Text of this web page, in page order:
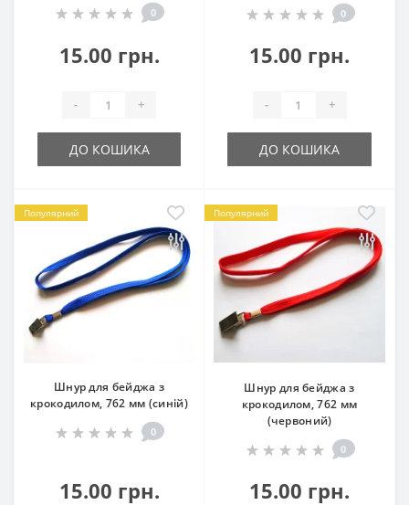
Шнур для бейджа
– це практичний і
багатофункціональний аксесуар, який забезпечує
будь-яких умовах!
0
15.00 грн.
- +
ДО КОШИКА
0
15.00 грн.
- +
ДО КОШИКА
Популярний
Шнур для бейджа з
крокодилом, 762 мм (синій)
0
15.00 грн.
Популярний
Шнур для бейджа з
крокодилом, 762 мм
(червоний)
0
15.00 грн.